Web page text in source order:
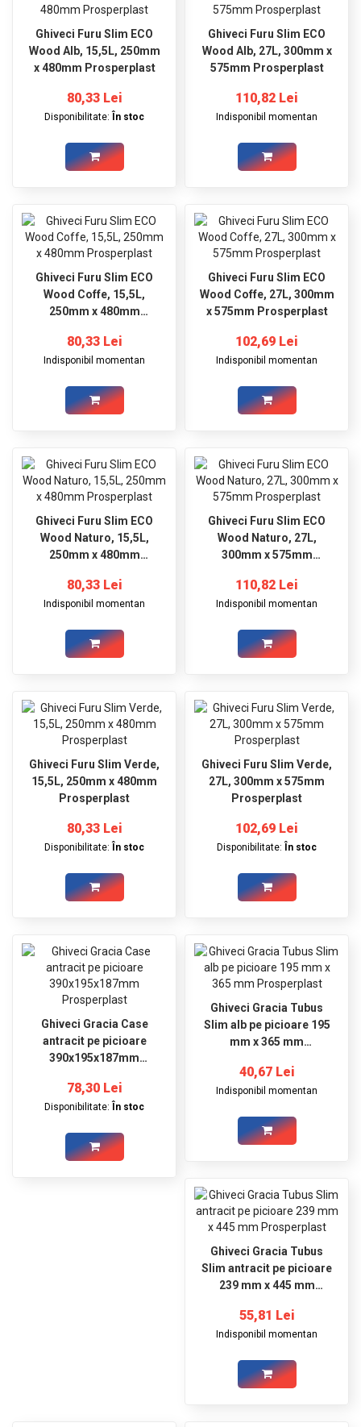
Ghiveci Furu Slim ECO
Wood Alb, 15,5L, 250mm
x 480mm Prosperplast
80,33 Lei
Disponibilitate: În stoc
Ghiveci Furu Slim ECO
Wood Alb, 27L, 300mm x
575mm Prosperplast
110,82 Lei
Indisponibil momentan
Ghiveci Furu Slim ECO
Wood Coffe, 15,5L,
250mm x 480mm
80,33 Lei
Indisponibil momentan
Ghiveci Furu Slim ECO
Wood Coffe, 27L, 300mm
x 575mm Prosperplast
102,69 Lei
Indisponibil momentan
Ghiveci Furu Slim ECO
Wood Naturo, 15,5L,
250mm x 480mm
80,33 Lei
Indisponibil momentan
Ghiveci Furu Slim ECO
Wood Naturo, 27L,
300mm x 575mm
110,82 Lei
Indisponibil momentan
Ghiveci Furu Slim Verde,
15,5L, 250mm x 480mm
Prosperplast
80,33 Lei
Disponibilitate: În stoc
Ghiveci Furu Slim Verde,
27L, 300mm x 575mm
Prosperplast
102,69 Lei
Disponibilitate: În stoc
Ghiveci Gracia Case
antracit pe picioare
390x195x187mm
78,30 Lei
Disponibilitate: În stoc
Ghiveci Gracia Tubus
Slim alb pe picioare 195
mm x 365 mm
40,67 Lei
Indisponibil momentan
Ghiveci Gracia Tubus
Slim antracit pe picioare
239 mm x 445 mm
55,81 Lei
Indisponibil momentan